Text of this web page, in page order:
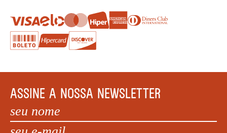
ASSINE A NOSSA NEWSLETTER